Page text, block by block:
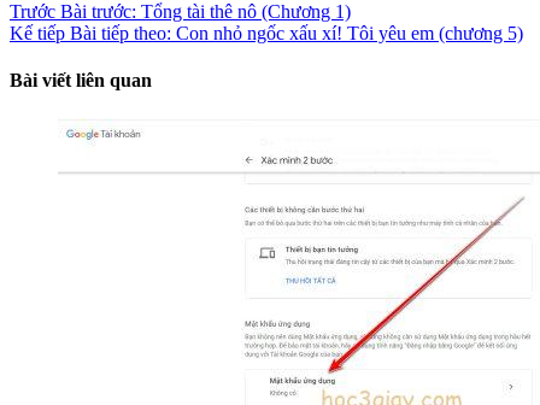
Trước Bài trước: Tổng tài thê nô (Chương 1)
Kế tiếp Bài tiếp theo: Con nhỏ ngốc xấu xí! Tôi yêu em (chương 5)
Bài viết liên quan